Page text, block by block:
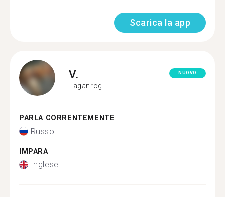
Scarica la app
V.
Taganrog
NUOVO
PARLA CORRENTEMENTE
Russo
IMPARA
Inglese